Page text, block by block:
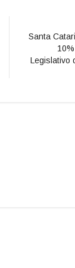
Santa
Legislativo